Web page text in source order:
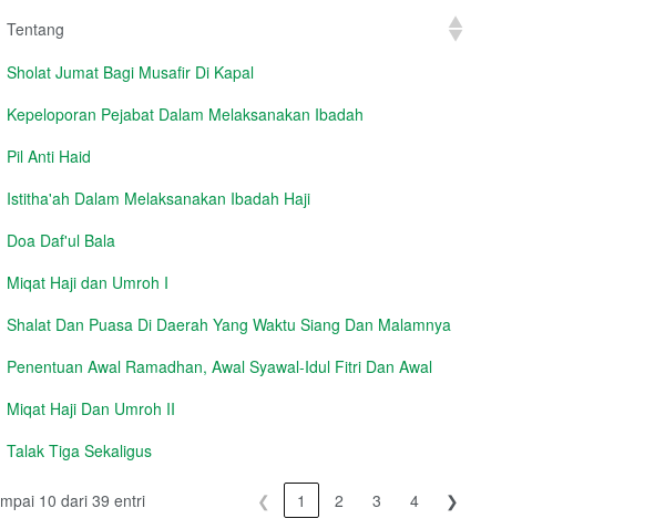
Tentang
Tentang
Sholat Jumat Bagi Musafir Di Kapal
Kepeloporan Pejabat Dalam Melaksanakan Ibadah
Pil Anti Haid
Istitha'ah Dalam Melaksanakan Ibadah Haji
Doa Daf'ul Bala
Miqat Haji dan Umroh I
Shalat Dan Puasa Di Daerah Yang Waktu Siang Dan Malamnya
Penentuan Awal Ramadhan, Awal Syawal-Idul Fitri Dan Awal
Miqat Haji Dan Umroh II
Talak Tiga Sekaligus
10 dari 39 entri ❮ 1 2 3 4 ❯